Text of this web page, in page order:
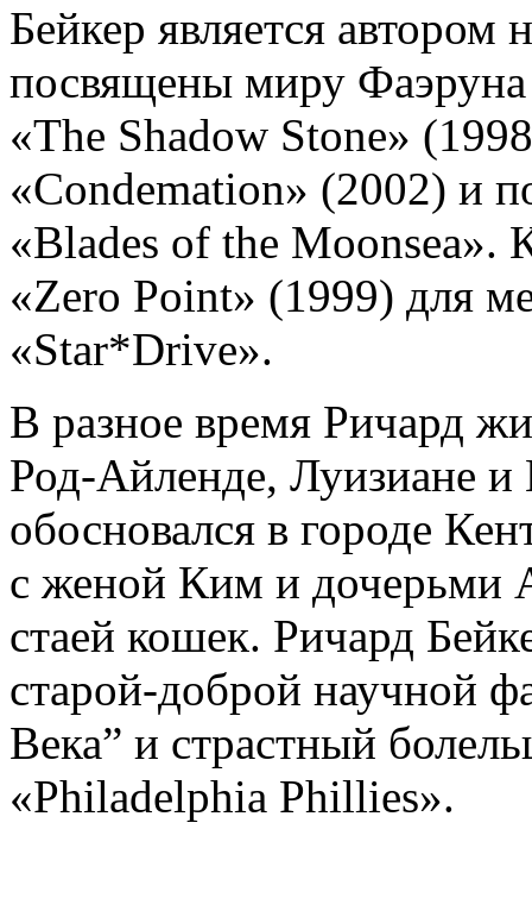
Бейкер является автором
посвящены миру
«The Shadow Stone»
«Condemation» (2002) и
«Blades of the Moonsea».
«Zero Point» (1999) для
«Star*Drive».
В разное время Ричард
Род-Айленде, Луизиане и
обосновался в городе
с женой Ким и дочерьми
стаей кошек. Ричард
старой-доброй научной
Века” и страстный
«Philadelphia Phillies».